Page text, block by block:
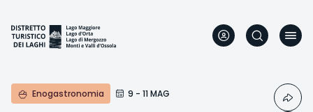
Inhalt
Enogastronomia 9 - 11 MAG